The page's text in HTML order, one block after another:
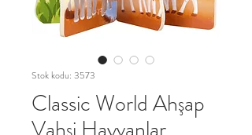
Stok kodu: 3573
Classic World Ahşap